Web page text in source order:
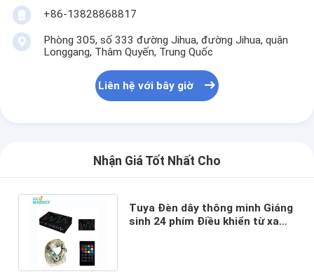
+86-13828868817
Phòng 305, số 333 đường Jihua, đường Jihua, quận
Longgang, Thâm Quyến, Trung Quốc
Liên hệ với bây giờ
Nhận Giá Tốt Nhất Cho
Tuya Đèn dây thông minh Giáng
sinh 24 phím Điều khiển từ xa